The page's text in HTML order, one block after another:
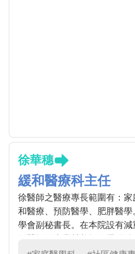
徐華穗
緩和醫療科主任
徐醫師之醫療專長範圍有：
和醫療、預防醫學、肥胖醫
學會副秘書長。在本院設有